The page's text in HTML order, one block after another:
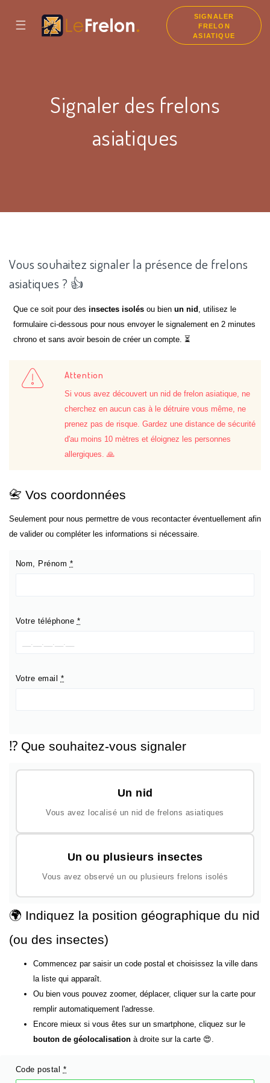
☰
SIGNALER
FRELON
ASIATIQUE
Signaler des frelons
asiatiques
Vous souhaitez signaler la présence de frelons
asiatiques ? 👍
Que ce soit pour desinsectes isolés ou bienun nid , utilisez le
formulaire ci-dessous pour nous envoyer le signalement en 2 minutes
chrono et sans avoir besoin de créer un compte. ⏳
Attention
Si vous avez découvert un nid de frelon asiatique, ne
cherchez en aucun cas à le détruire vous même, ne
prenez pas de risque. Gardez une distance de sécurité
d'au moins 10 mètres et éloignez les personnes
allergiques. 🙏
📇 Vos coordonnées
Seulement pour nous permettre de vous recontacter éventuellement afin
de valider ou compléter les informations si nécessaire.
Nom, Prénom *
Votre téléphone *
Votre email *
⁉️ Que souhaitez-vous signaler
Un nid
Vous avez localisé un nid de frelons asiatiques
Un ou plusieurs insectes
Vous avez observé un ou plusieurs frelons isolés
🌍 Indiquez la position géographique du nid
(ou des insectes)
Commencez par saisir un code postal et choisissez la ville dans
la liste qui apparaît.
Ou bien vous pouvez zoomer, déplacer, cliquer sur la carte pour
remplir automatiquement l'adresse.
Encore mieux si vous êtes sur un smartphone, cliquez sur le
bouton de géolocalisation à droite sur la carte 😍.
Code postal *